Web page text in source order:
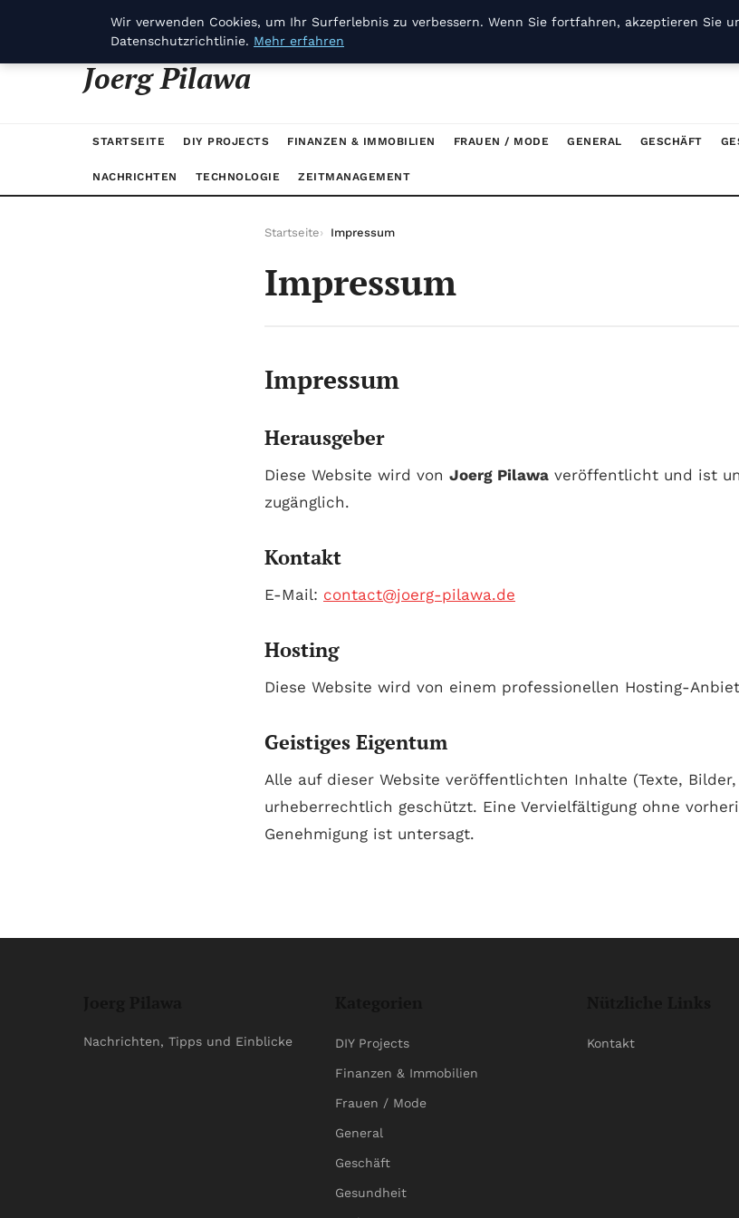
jeudi 6 août 2026
Joerg Pilawa
STARTSEITE DIY PROJECTS FINANZEN & IMMOBILIEN FRAUEN / MODE GENERAL GESCHÄFT
NACHRICHTEN TECHNOLOGIE ZEITMANAGEMENT
Startseite Impressum
Impressum
Impressum
Herausgeber
Diese Website wird von Joerg Pilawa veröffentlicht und ist
zugänglich.
Kontakt
E-Mail: contact@joerg-pilawa.de
Hosting
Diese Website wird von einem professionellen Hosting-
Geistiges Eigentum
Alle auf dieser Website veröffentlichten Inhalte (Texte,
urheberrechtlich geschützt. Eine Vervielfältigung ohne
Genehmigung ist untersagt.
Nachrichten, Tipps und Einblicke DIY Projects
Finanzen & Immobilien
Frauen / Mode
General
Geschäft
Gesundheit
Kontakt
Wir verwenden Cookies, um Ihr Surferlebnis zu verbessern. Wenn Sie fortfahren, akzeptieren Sie
Datenschutzrichtlinie. Mehr erfahren